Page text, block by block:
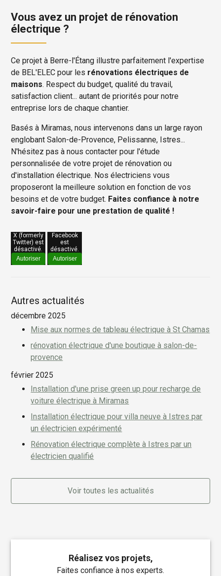
Vous avez un projet de rénovation
électrique ?
Ce projet à Berre-l'Étang illustre parfaitement l'expertise
de BEL'ELEC pour les rénovations électriques de
maisons. Respect du budget, qualité du travail,
satisfaction client... autant de priorités pour notre
entreprise lors de chaque chantier.
Basés à Miramas, nous intervenons dans un large rayon
englobant Salon-de-Provence, Pelissanne, Istres...
N'hésitez pas à nous contacter pour l'étude
personnalisée de votre projet de rénovation ou
d'installation électrique. Nos électriciens vous
proposeront la meilleure solution en fonction de vos
besoins et de votre budget. Faites confiance à notre
savoir-faire pour une prestation de qualité !
X (formerly
Twitter) est
désactivé.
Autoriser
Facebook
est
désactivé.
Autoriser
Autres actualités
décembre 2025
Mise aux normes de tableau électrique à St Chamas
rénovation électrique d'une boutique à salon-de-
provence
février 2025
Installation d'une prise green up pour recharge de
voiture électrique à Miramas
Installation électrique pour villa neuve à Istres par
un électricien expérimenté
Rénovation électrique complète à Istres par un
électricien qualifié
Voir toutes les actualités
Réalisez vos projets,
faites confiance à nos experts.